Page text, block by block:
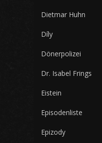
Dietmar Huhn
Díly
Dönerpolizei
Dr. Isabel Frings
Eistein
Episodenliste
Epizody